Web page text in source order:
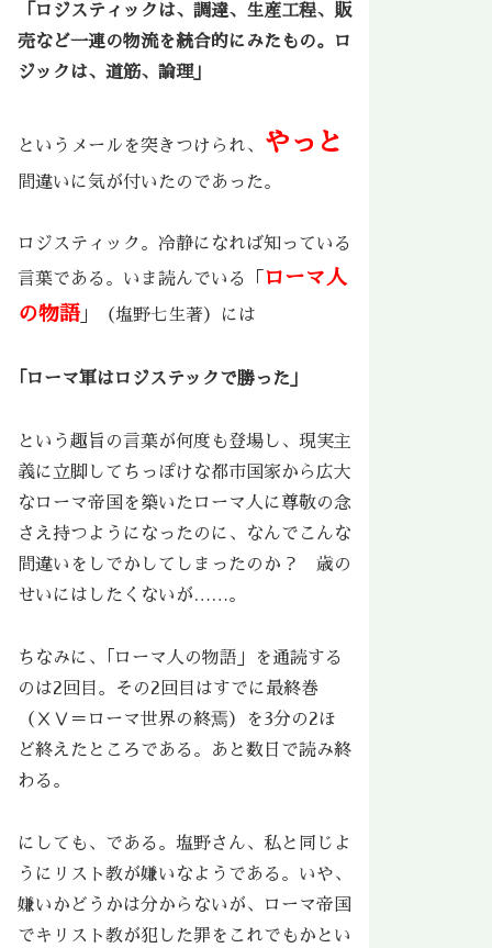
「ロジスティックは、調達、生産工程、販
売など一連の物流を統合的にみたもの。ロ
ジックは、道筋、論理」
というメールを突きつけられ、 やっと
間違いに気が付いたのであった。
ロジスティック。冷静になれば知っている
言葉である。いま読んでいる「 ローマ人
の物語」（塩野七生著）には
｢ローマ軍はロジステックで勝った」
という趣旨の言葉が何度も登場し、現実主
義に立脚してちっぽけな都市国家から広大
なローマ帝国を築いたローマ人に尊敬の念
さえ持つようになったのに、なんでこんな
間違いをしでかしてしまったのか？ 歳の
せいにはしたくないが……。
ちなみに、｢ローマ人の物語」を通読する
のは2回目。その2回目はすでに最終巻
（ⅩⅤ＝ローマ世界の終焉）を3分の2ほ
ど終えたところである。あと数日で読み終
わる。
にしても、である。塩野さん、私と同じよ
うにリスト教が嫌いなようである。いや、
嫌いかどうかは分からないが、ローマ帝国
でキリスト教が犯した罪をこれでもかとい